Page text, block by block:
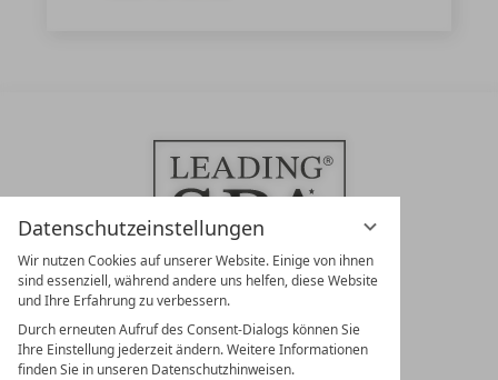
Datenschutzeinstellungen
Wir nutzen Cookies auf unserer Website. Einige von ihnen
sind essenziell, während andere uns helfen, diese Website
und Ihre Erfahrung zu verbessern.
Durch erneuten Aufruf des Consent-Dialogs können Sie
Ihre Einstellung jederzeit ändern. Weitere Informationen
finden Sie in unseren Datenschutzhinweisen.
LEADING SPA RESORTS
10. Oktober Str. 17/Top 1